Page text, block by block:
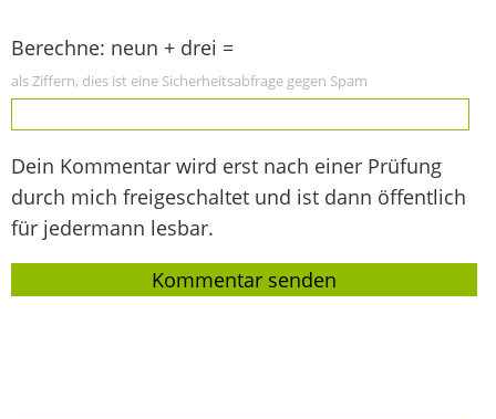
Berechne: neun + drei =
als Ziffern, dies ist eine Sicherheitsabfrage gegen Spam
Dein Kommentar wird erst nach einer Prüfung
durch mich freigeschaltet und ist dann öffentlich
für jedermann lesbar.